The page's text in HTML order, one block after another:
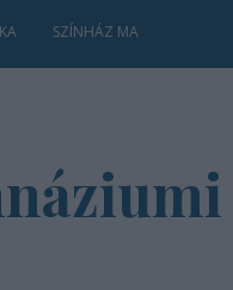
SZÍNHÁZ MA